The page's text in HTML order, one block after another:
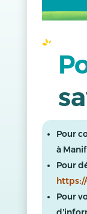
Pour
à
Pour
Pour